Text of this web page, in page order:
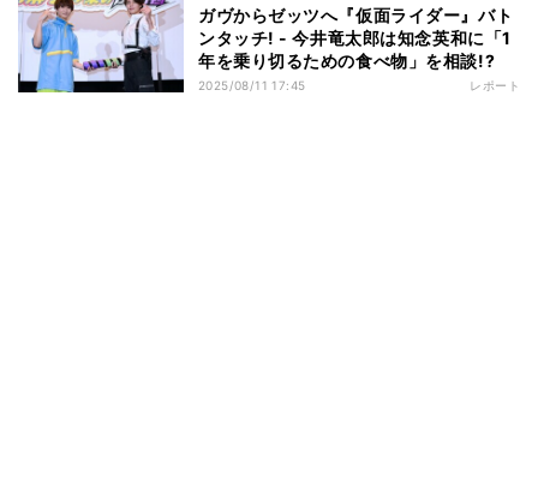
ガヴからゼッツへ『仮面ライダー』バト
ンタッチ! - 今井竜太郎は知念英和に「1
年を乗り切るための食べ物」を相談!?
2025/08/11 17:45 レポート